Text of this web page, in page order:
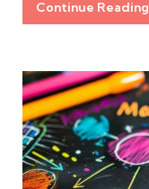
Continue Reading